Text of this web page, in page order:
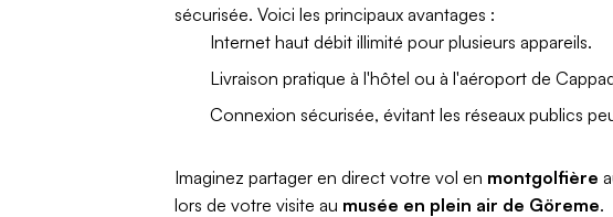
sécurisée. Voici les principaux avantages :
Internet haut débit illimité pour plusieurs appareils.
Livraison pratique à l'hôtel ou à l'aéroport de
Connexion sécurisée, évitant les réseaux publics
Imaginez partager en direct votre vol en montgolfière
lors de votre visite au musée en plein air de Göreme.